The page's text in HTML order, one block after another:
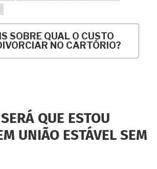
SOBRE QUAL O CUSTO
NO CARTÓRIO?
QUE ESTOU
UNIÃO ESTÁVEL SEM